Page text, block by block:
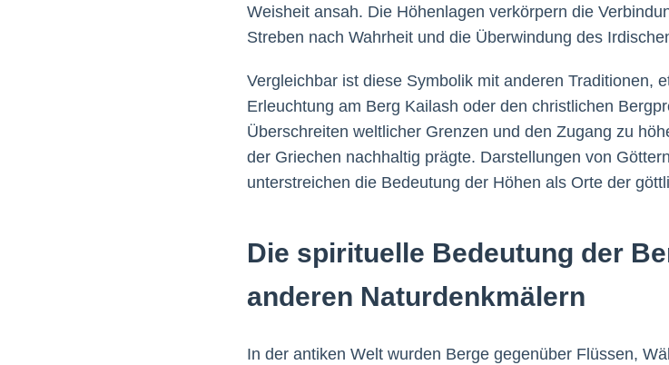
Weisheit ansah. Die Höhenlagen verkörpern die
Streben nach Wahrheit und die Überwindung des
Vergleichbar ist diese Symbolik mit anderen Traditionen,
Erleuchtung am Berg Kailash oder den christlichen
Überschreiten weltlicher Grenzen und den Zugang zu
der Griechen nachhaltig prägte. Darstellungen von
unterstreichen die Bedeutung der Höhen als Orte der
Die spirituelle Bedeutung der
anderen Naturdenkmälern
In der antiken Welt wurden Berge gegenüber Flüssen,